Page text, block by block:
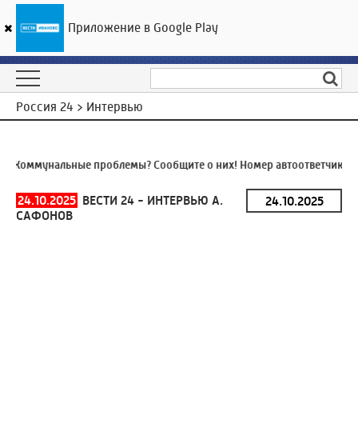
ГТРК «Ивтелерадио»
Россия 24 > Интервью
Коммунальные проблемы? Сообщите о них! Номер автоответчика:
24.10.2025 ВЕСТИ 24 - ИНТЕРВЬЮ А.
САФОНОВ
Приложение в Google Play